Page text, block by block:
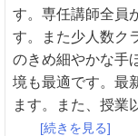
す。専任講師全員
す。また少人数ク
のきめ細やかな手
境も最適です。最
ます。また、授業
[続きを見る]